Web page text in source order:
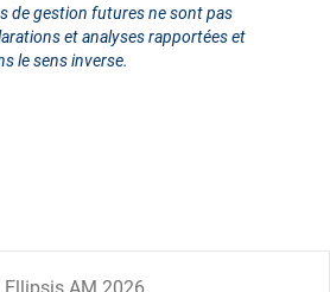
de gestion futures ne sont pas
et analyses rapportées et
le sens inverse.